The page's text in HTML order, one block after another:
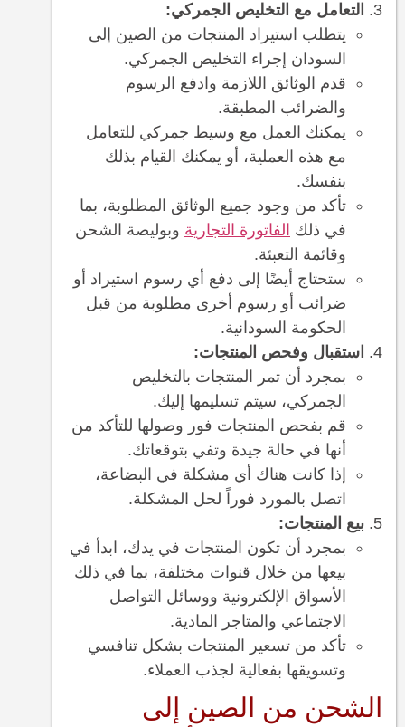
التعامل مع التخليص الجمركي:
يتطلب استيراد المنتجات من الصين إلى
السودان إجراء التخليص الجمركي.
قدم الوثائق اللازمة وادفع الرسوم
والضرائب المطبقة.
يمكنك العمل مع وسيط جمركي للتعامل
مع هذه العملية، أو يمكنك القيام بذلك
بنفسك.
تأكد من وجود جميع الوثائق المطلوبة، بما
في ذلك الفاتورة التجارية وبوليصة الشحن
وقائمة التعبئة.
ستحتاج أيضًا إلى دفع أي رسوم استيراد أو
ضرائب أو رسوم أخرى مطلوبة من قبل
الحكومة السودانية.
استقبال وفحص المنتجات:
بمجرد أن تمر المنتجات بالتخليص
الجمركي، سيتم تسليمها إليك.
قم بفحص المنتجات فور وصولها للتأكد من
أنها في حالة جيدة وتفي بتوقعاتك.
إذا كانت هناك أي مشكلة في البضاعة،
اتصل بالمورد فوراً لحل المشكلة.
بيع المنتجات:
بمجرد أن تكون المنتجات في يدك، ابدأ في
بيعها من خلال قنوات مختلفة، بما في ذلك
الأسواق الإلكترونية ووسائل التواصل
الاجتماعي والمتاجر المادية.
تأكد من تسعير المنتجات بشكل تنافسي
وتسويقها بفعالية لجذب العملاء.
الشحن من الصين إلى